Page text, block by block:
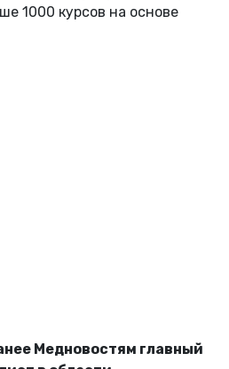
1000 курсов на основе
Медновостям главный